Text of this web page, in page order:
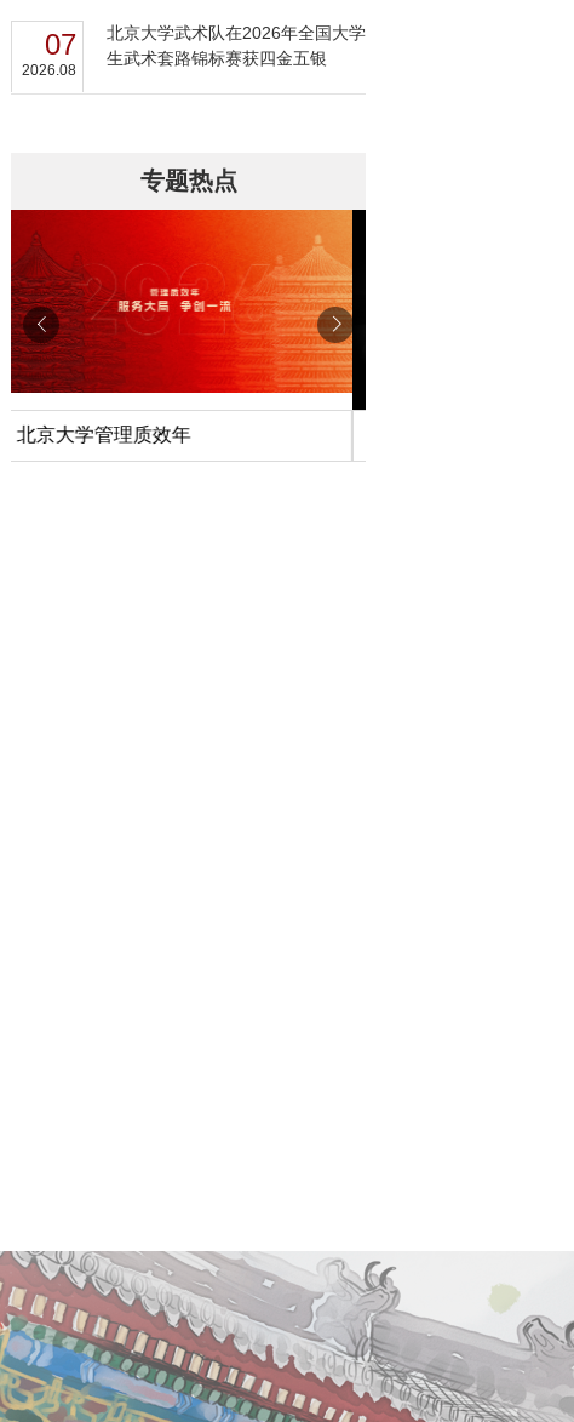
07
2026.08
北京大学武术队在2026年全国大学
生武术套路锦标赛获四金五银
专题热点
深切缅怀李政道先生